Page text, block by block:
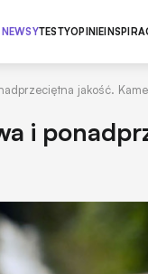
NEWSYTESTYOPINIE
jakość.
i